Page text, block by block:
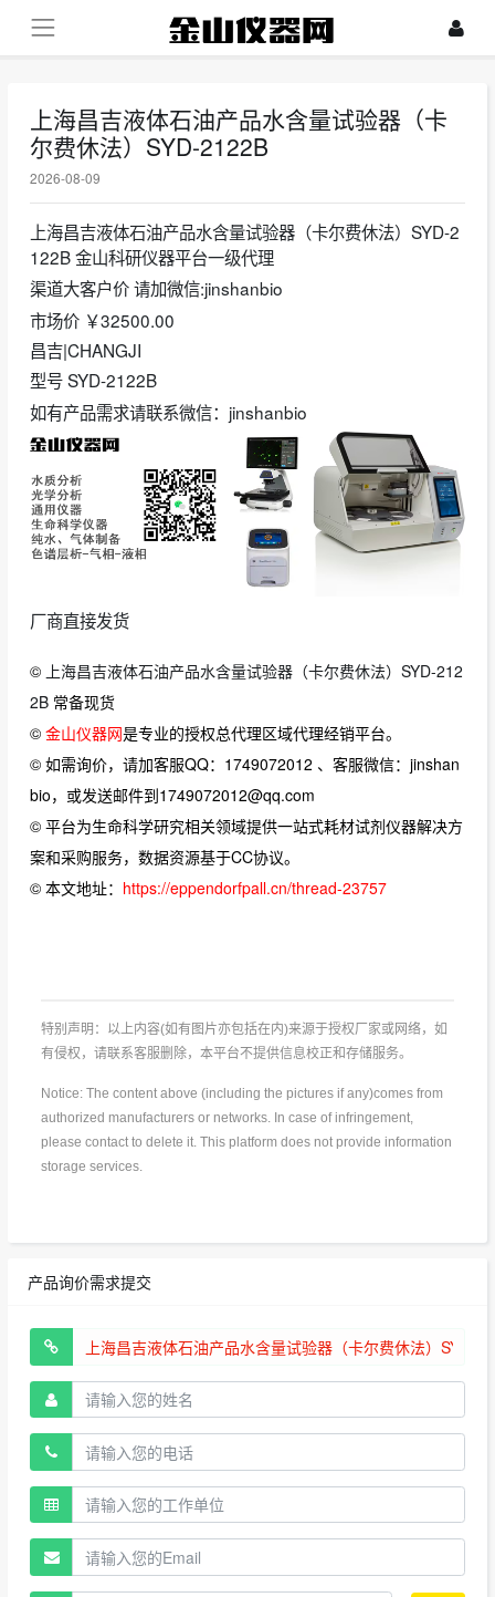
上海昌吉液体石油产品水含量试验器（卡
尔费休法）SYD-2122B
2026-08-09
上海昌吉液体石油产品水含量试验器（卡尔费休法）SYD-2
122B 金山科研仪器平台一级代理
渠道大客户价 请加微信:jinshanbio
市场价 ￥32500.00
昌吉|CHANGJI
型号 SYD-2122B
如有产品需求请联系微信：jinshanbio
厂商直接发货
© 上海昌吉液体石油产品水含量试验器（卡尔费休法）SYD-212
2B 常备现货
© 金山仪器网是专业的授权总代理区域代理经销平台。
© 如需询价，请加客服QQ：1749072012 、客服微信：jinshan
bio，或发送邮件到1749072012@qq.com
© 平台为生命科学研究相关领域提供一站式耗材试剂仪器解决方
案和采购服务，数据资源基于CC协议。
© 本文地址： https://eppendorfpall.cn/thread-23757
特别声明：以上内容(如有图片亦包括在内)来源于授权厂家或网络，如
有侵权，请联系客服删除，本平台不提供信息校正和存储服务。
Notice: The content above (including the pictures if any)comes from
authorized manufacturers or networks. In case of infringement,
please contact to delete it. This platform does not provide information
storage services.
产品询价需求提交